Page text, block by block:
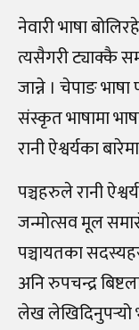
नेवारी भाषा
त्यसैगरी ट्याक्कै
जान्ने । चेपाङ भाषा
संस्कृत भाषामा
रानी ऐश्वर्यका
पञ्चहरुले रानी
जन्मोत्सव मूल
पञ्चायतका
अनि रुपचन्द्र
लेख लेखिदिनुपर्‍यो